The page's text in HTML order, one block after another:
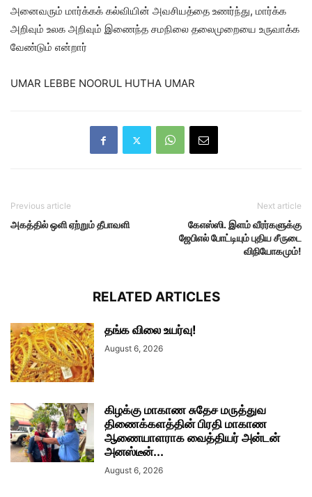
அனைவரும் மார்க்கக் கல்வியின் அவசியத்தை உணர்ந்து, மார்க்க
அறிவும் உலக அறிவும் இணைந்த சமநிலை தலைமுறையை உருவாக்க
வேண்டும் என்றார்
UMAR LEBBE NOORUL HUTHA UMAR
Previous article
அகத்தில் ஒளி ஏற்றும் தீபாவளி
Next article
கேஎஸ்ஸி. இளம் வீரர்களுக்கு
ஜேபிஎல் போட்டியும் புதிய சீருடை
விநியோகமும்!
RELATED ARTICLES
தங்க விலை உயர்வு!
August 6, 2026
கிழக்கு மாகாண சுதேச மருத்துவ
திணைக்களத்தின் பிரதி மாகாண
ஆணையாளராக வைத்தியர் அன்டன்
அனஸ்டீன்...
August 6, 2026